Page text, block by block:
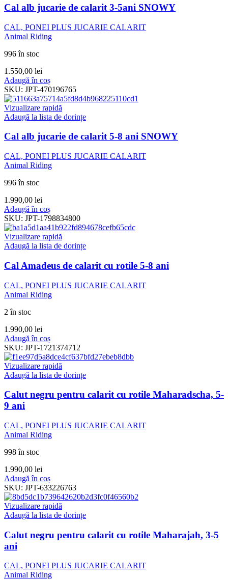
Cal alb jucarie de calarit 3-5ani SNOWY
CAL, PONEI PLUS JUCARIE CALARIT
Animal Riding
996 în stoc
1.550,00 lei
Adaugă în coș
SKU: JPT-470196765
Vizualizare rapidă
Adaugă la lista de dorințe
Cal alb jucarie de calarit 5-8 ani SNOWY
CAL, PONEI PLUS JUCARIE CALARIT
Animal Riding
996 în stoc
1.990,00 lei
Adaugă în coș
SKU: JPT-1798834800
Vizualizare rapidă
Adaugă la lista de dorințe
Cal Amadeus de calarit cu rotile 5-8 ani
CAL, PONEI PLUS JUCARIE CALARIT
Animal Riding
2 în stoc
1.990,00 lei
Adaugă în coș
SKU: JPT-1721374712
Vizualizare rapidă
Adaugă la lista de dorințe
Calut negru pentru calarit cu rotile Maharadscha, 5-
9 ani
CAL, PONEI PLUS JUCARIE CALARIT
Animal Riding
998 în stoc
1.990,00 lei
Adaugă în coș
SKU: JPT-633226763
Vizualizare rapidă
Adaugă la lista de dorințe
Calut negru pentru calarit cu rotile Maharajah, 3-5
ani
CAL, PONEI PLUS JUCARIE CALARIT
Animal Riding